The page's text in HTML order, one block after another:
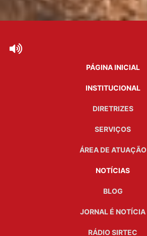
PÁGINA INICIAL
INSTITUCIONAL
DIRETRIZES
SERVIÇOS
ÁREA DE ATUAÇÃO
NOTÍCIAS
BLOG
JORNAL É NOTÍCIA
RÁDIO SIRTEC